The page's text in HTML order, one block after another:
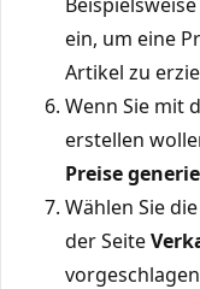
ein, um eine
Artikel zu
Wenn Sie mit
erstellen
Preise
Wählen Sie
der Seite